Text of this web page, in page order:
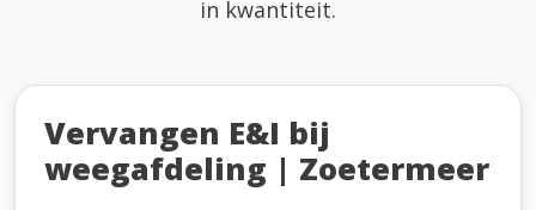
in kwantiteit.
Vervangen E&I bij
weegafdeling | Zoetermeer